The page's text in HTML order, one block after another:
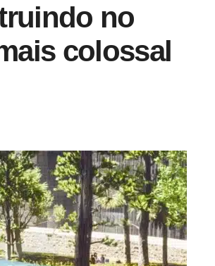
no
colossal